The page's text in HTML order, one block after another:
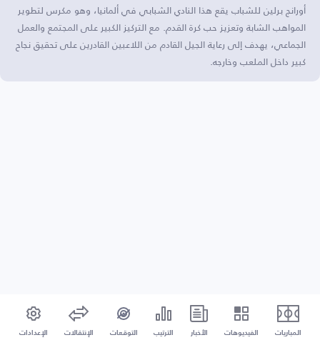
أورانج برلين للشباب يقع هذا النادي الشبابي في ألمانيا، وهو مكرس لتطوير
المواهب الشابة وتعزيز حب كرة القدم. مع التركيز الكبير على المجتمع والعمل
الجماعي، يهدف إلى رعاية الجيل القادم من اللاعبين القادرين على تحقيق نجاح
كبير داخل الملعب وخارجه.
المباريات الفيديوهات الأخبار الترتيب التوقعات الإنتقالات الإعدادات